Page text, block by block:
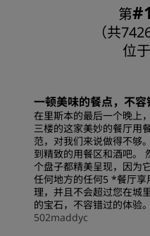
第
（共
位
一顿美味的餐点，不容
在里斯本的最后一个晚上
三楼的这家美妙的餐厅用
范，对我们来说做得不够
到精致的用餐区和酒吧。
个盘子都精美呈现，因为
任何地方的任何5 *餐厅
理，并且不会超过您在城
的宝石，不容错过的体验。
502maddyc